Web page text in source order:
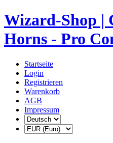
Wizard-Shop |
Horns - Pro
Startseite
Login
Registrieren
Warenkorb
AGB
Impressum